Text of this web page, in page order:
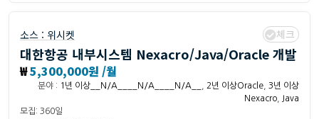
소스 : 위시켓 체크
대한항공 내부시스템 Nexacro/Java/Oracle 개발
₩5,300,000원 /월
분야 : 1년 이상__N/A____N/A____N/A__ 2년 이상Oracle
3년 이상
Nexacro
Java
모집: 360일